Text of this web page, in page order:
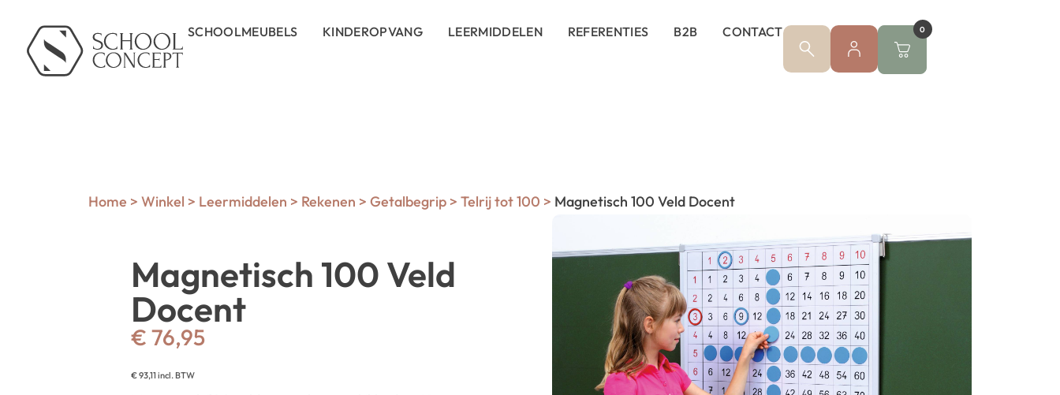
SCHOOLMEUBELS KINDEROPVANG LEERMIDDELEN REFERENTIES B2B CONTACT 0
Home > Winkel > Leermiddelen > Rekenen > Getalbegrip > Telrij tot 100 > Magnetisch 100 Veld Docent
Magnetisch 100 Veld
Docent
€ 76,95
€93,11 incl. BTW